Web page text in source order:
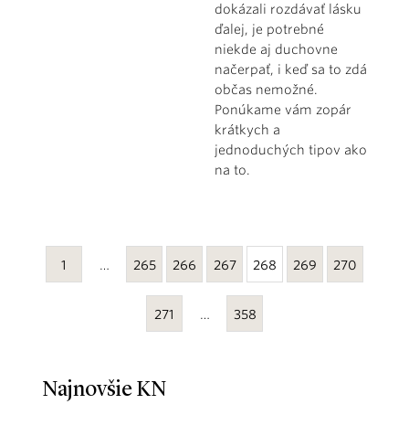
dokázali rozdávať lásku
ďalej, je potrebné
niekde aj duchovne
načerpať, i keď sa to zdá
občas nemožné.
Ponúkame vám zopár
krátkych a
jednoduchých tipov ako
na to.
1 … 265 266 267 268 269 270
271 … 358
Najnovšie KN